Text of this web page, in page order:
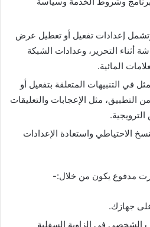
إعدادات تفعيل أو تعطيل عرض
أثناء التحرير، وعدادات الشبكة
المائية.
في التنبيهات المتعلقة بتفعيل أو
التطبيق، مثل الإعجابات والتعليقات
الاحتياطي واستعادة الإعدادات
مدفوع يكون من خلال:-
جهازك.
الشخصي في الزاوية السفلية